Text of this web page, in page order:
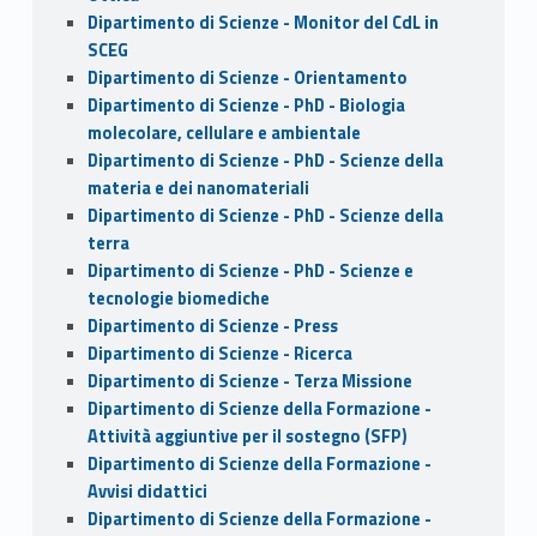
Dipartimento di Scienze - Monitor del CdL in
SCEG
Dipartimento di Scienze - Orientamento
Dipartimento di Scienze - PhD - Biologia
molecolare, cellulare e ambientale
Dipartimento di Scienze - PhD - Scienze della
materia e dei nanomateriali
Dipartimento di Scienze - PhD - Scienze della
terra
Dipartimento di Scienze - PhD - Scienze e
tecnologie biomediche
Dipartimento di Scienze - Press
Dipartimento di Scienze - Ricerca
Dipartimento di Scienze - Terza Missione
Dipartimento di Scienze della Formazione -
Attività aggiuntive per il sostegno (SFP)
Dipartimento di Scienze della Formazione -
Avvisi didattici
Dipartimento di Scienze della Formazione -